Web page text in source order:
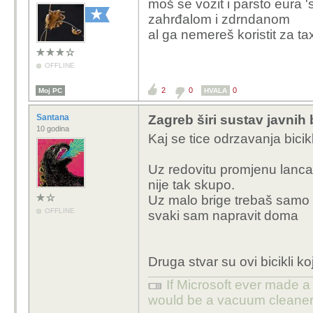
Jutarnji list - FOTO
biciklima masovno
OFFLINE
moš se vozit i parsto eura
zahrđalom i zdrndanom
al ga nemereš koristit za
Moj PC 2 0 HVALA 0
Santana
10 godina
OFFLINE
Zagreb širi sustav javnih
Kaj se tice odrzavanja
Uz redovitu promjenu
nije tak skupo.
Uz malo brige trebaš
svaki sam napravit doma
Druga stvar su ovi bicikli
If Microsoft ever made
would be a vacuum